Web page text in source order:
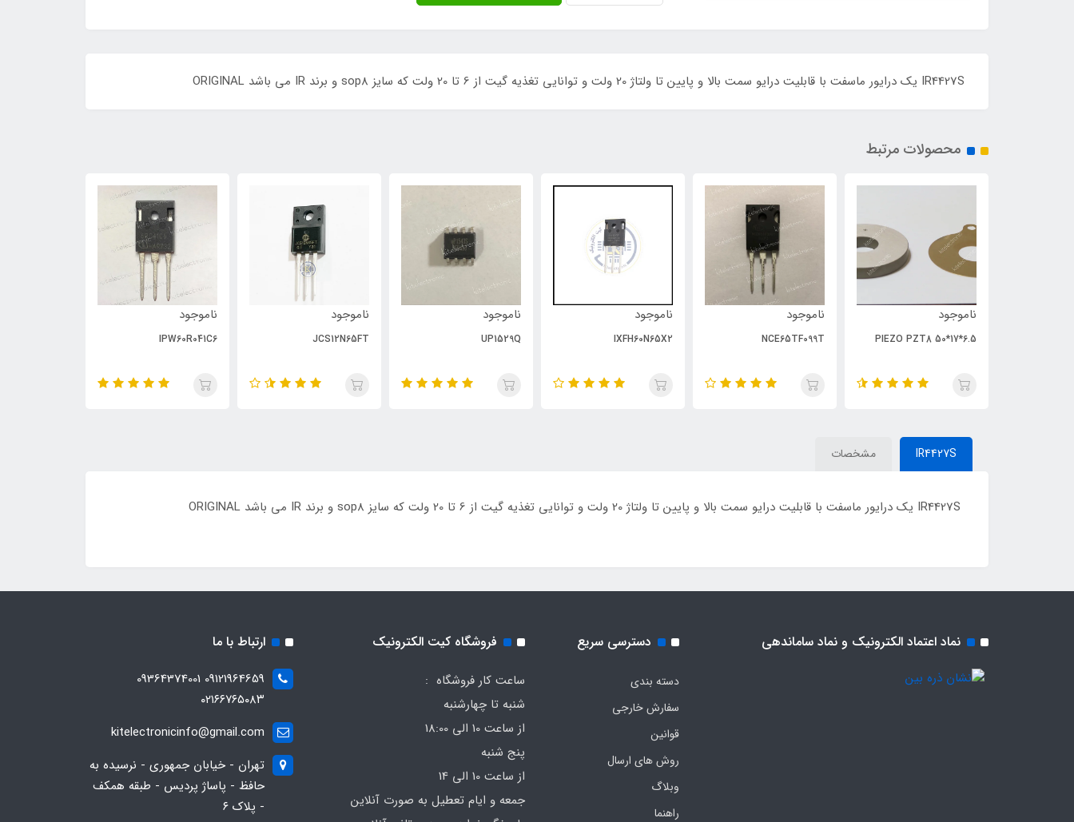
محصولات مرتبط
ناموجود
PIEZO PZT8 50*17*6.5
ناموجود
NCE65TF099T
ناموجود
IXFH60N65X2
ناموجود
UP1529Q
ناموجود
JCS12N65FT
ناموجود
IPW60R041C6
IR4427S مشخصات
نماد اعتماد الکترونیک و نماد ساماندهی دسترسی سریع
دسته بندی
سفارش خارجی
قوانین
روش های ارسال
وبلاگ
راهنما
فروشگاه کیت الکترونیک
ساعت کار فروشگاه :
شنبه تا چهارشنبه
از ساعت 10 الی 18:00
پنج شنبه
از ساعت 10 الی 14
جمعه و ایام تعطیل به صورت آنلاین
ارتباط با ما
09121964659 09364374001
۰۲۱۶۶۷۶۵۰۸۳
kitelectronicinfo@gmail.com
تهران - خیابان جمهوری - نرسیده به
حافظ - پاساژ پردیس - طبقه همکف
- پلاک ۶